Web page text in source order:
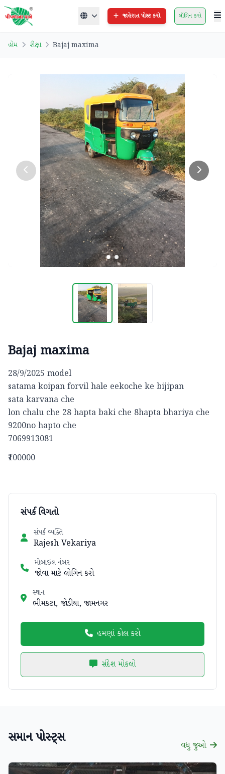
જાહેરાત પોસ્ટ કરો લૉગિન કરો
હોમ રીક્ષા Bajaj maxima
Bajaj maxima
28/9/2025 model
satama koipan forvil hale eekoche ke bijipan
sata karvana che
lon chalu che 28 hapta baki che 8hapta bhariya che
9200no hapto che
7069913081
₹100000
સંપર્ક વિગતો
સંપર્ક વ્યક્તિ
Rajesh Vekariya
મોબાઇલ નંબર
જોવા માટે લોગિન કરો
સ્થાન
ભીમકટા, જોડીયા, જામનગર
હમણાં કોલ કરો
સંદેશ મોકલો
સમાન પોસ્ટ્સ વધુ જુઓ